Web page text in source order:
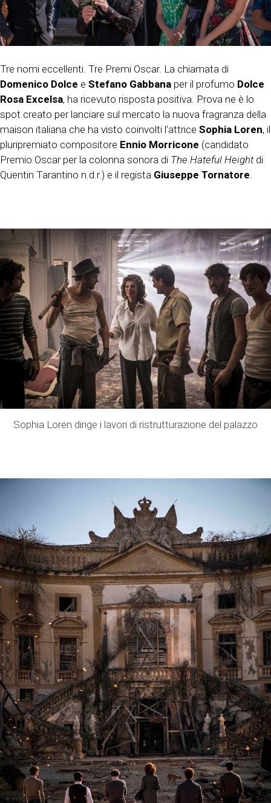
Tre nomi eccellenti. Tre Premi Oscar. La chiamata di
Domenico Dolce e Stefano Gabbana per il profumo Dolce
Rosa Excelsa, ha ricevuto risposta positiva. Prova ne è lo
spot creato per lanciare sul mercato la nuova fragranza della
maison italiana che ha visto coinvolti l’attrice Sophia Loren, il
pluripremiato compositore Ennio Morricone (candidato
Premio Oscar per la colonna sonora di The Hateful Heightdi
Quentin Tarantino n.d.r.) e il regista Giuseppe Tornatore
Sophia Loren dirige i lavori di ristrutturazione del palazzo